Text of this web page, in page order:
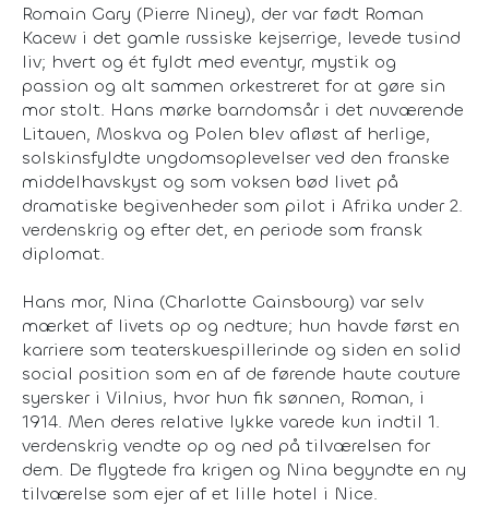
Romain Gary (Pierre Niney), der var født Roman
Kacew i det gamle russiske kejserrige, levede tusind
liv; hvert og ét fyldt med eventyr, mystik og
passion og alt sammen orkestreret for at gøre sin
mor stolt. Hans mørke barndomsår i det nuværende
Litauen, Moskva og Polen blev afløst af herlige,
solskinsfyldte ungdomsoplevelser ved den franske
middelhavskyst og som voksen bød livet på
dramatiske begivenheder som pilot i Afrika under 2.
verdenskrig og efter det, en periode som fransk
diplomat.
Hans mor, Nina (Charlotte Gainsbourg) var selv
mærket af livets op og nedture; hun havde først en
karriere som teaterskuespillerinde og siden en solid
social position som en af de førende haute couture
syersker i Vilnius, hvor hun fik sønnen, Roman, i
1914. Men deres relative lykke varede kun indtil 1.
verdenskrig vendte op og ned på tilværelsen for
dem. De flygtede fra krigen og Nina begyndte en ny
tilværelse som ejer af et lille hotel i Nice.